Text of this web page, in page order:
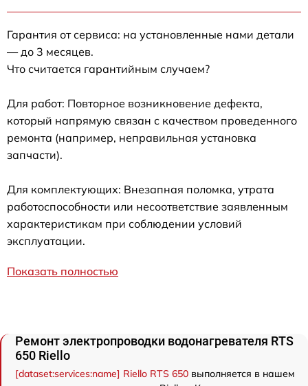
Гарантия от сервиса: на установленные нами детали
— до 3 месяцев.
Что считается гарантийным случаем?
Для работ: Повторное возникновение дефекта,
который напрямую связан с качеством проведенного
ремонта (например, неправильная установка
запчасти).
Для комплектующих: Внезапная поломка, утрата
работоспособности или несоответствие заявленным
характеристикам при соблюдении условий
эксплуатации.
Показать полностью
Ремонт электропроводки водонагревателя RTS
650 Riello
[dataset:services:name] Riello RTS 650 выполняется в нашем